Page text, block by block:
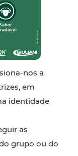
nos a
em
identidade
as
grupo ou do